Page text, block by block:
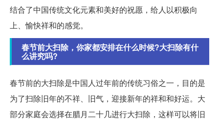
结合了中国传统文化元素和美好的祝愿，给人以积极向
上、愉快祥和的感觉。
春节前大扫除，你家都安排在什么时候?大扫除有什
么讲究吗?
春节前的大扫除是中国人过年前的传统习俗之一，目的是
为了扫除旧年的不祥、旧气，迎接新年的祥和和好运。大
部分家庭会选择在腊月二十几进行大扫除，这样可以将旧